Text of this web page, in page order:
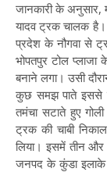
जानकारी के अनुसार,
यादव ट्रक चालक है।
प्रदेश के नौगवा से
भोपतपुर टोल
बनाने लगा। उसी
कुछ समझ पाते इससे
तमंचा सटाते हुए
ट्रक की चाबी
लिया। इसमें तीन और
जनपद के कुंडा